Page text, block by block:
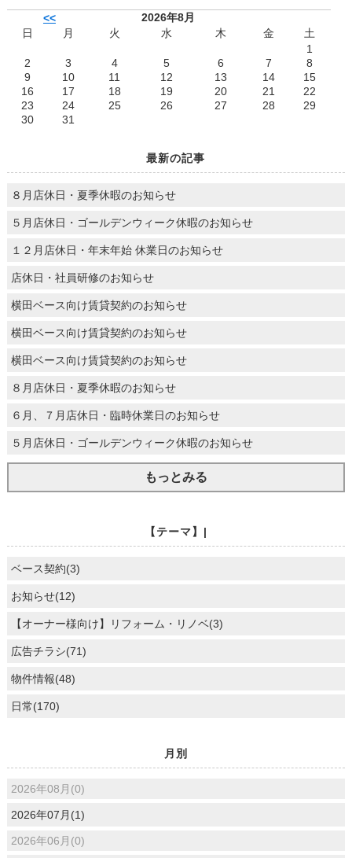
<<
2026年8月
日
月 火 水 木 金
土
1
2
3 4 5 6 7
8
9
10 11 12 13 14
15
16
17 18 19 20 21
22
23
24 25 26 27 28
29
30
31
最新の記事
８月店休日・夏季休暇のお知らせ
５月店休日・ゴールデンウィーク休暇のお知らせ
１２月店休日・年末年始 休業日のお知らせ
店休日・社員研修のお知らせ
横田ベース向け賃貸契約のお知らせ
横田ベース向け賃貸契約のお知らせ
横田ベース向け賃貸契約のお知らせ
８月店休日・夏季休暇のお知らせ
６月、７月店休日・臨時休業日のお知らせ
５月店休日・ゴールデンウィーク休暇のお知らせ
もっとみる
【テーマ】|
ベース契約(3)
お知らせ(12)
【オーナー様向け】リフォーム・リノベ(3)
広告チラシ(71)
物件情報(48)
日常(170)
月別
2026年08月(0)
2026年07月(1)
2026年06月(0)